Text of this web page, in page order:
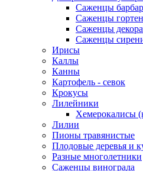
Саженцы
Саженцы
Саженцы
Саженцы
Ирисы
Каллы
Канны
Картофель - севок
Крокусы
Лилейники
Хемерокалисы
Лилии
Пионы травянистые
Плодовые деревья и
Разные многолетники
Саженцы винограда